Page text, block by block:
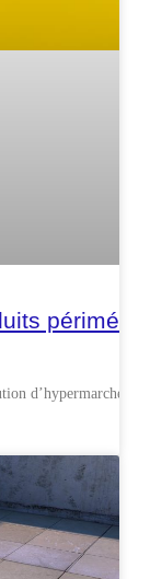
périmés,
d’hypermarché